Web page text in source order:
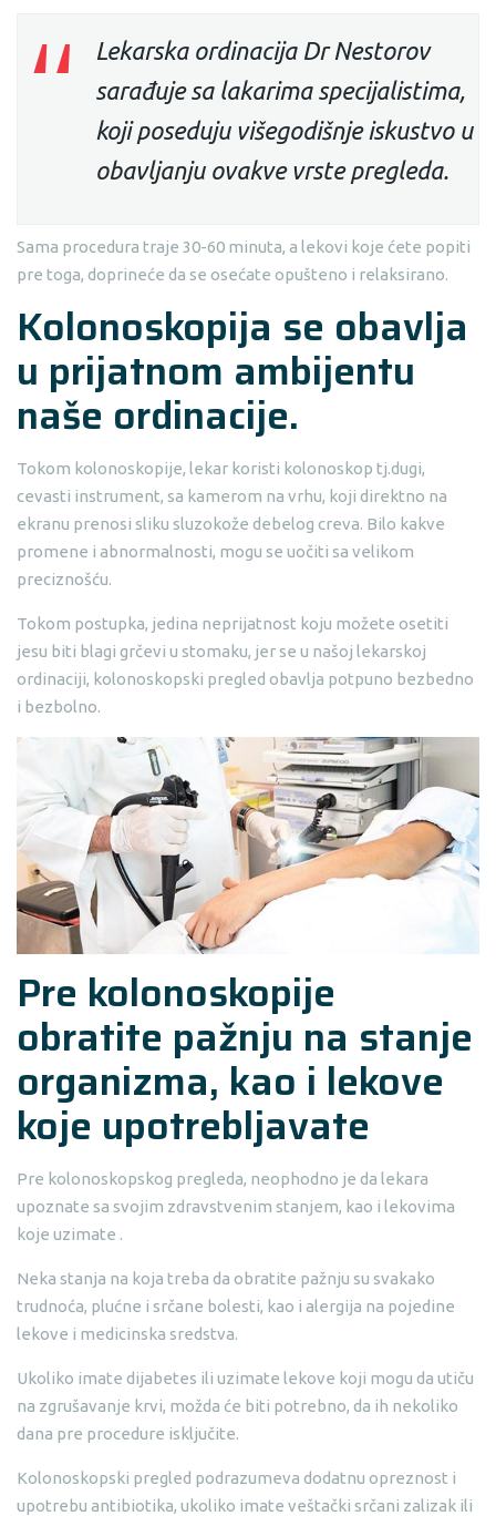
Lekarska ordinacija Dr Nestorov
sarađuje sa lakarima specijalistima,
koji poseduju višegodišnje iskustvo u
obavljanju ovakve vrste pregleda.
Sama procedura traje 30-60 minuta, a lekovi koje ćete popiti
pre toga, doprineće da se osećate opušteno i relaksirano.
Kolonoskopija se obavlja
u prijatnom ambijentu
naše ordinacije.
Tokom kolonoskopije, lekar koristi kolonoskop tj.dugi,
cevasti instrument, sa kamerom na vrhu, koji direktno na
ekranu prenosi sliku sluzokože debelog creva. Bilo kakve
promene i abnormalnosti, mogu se uočiti sa velikom
preciznošću.
Tokom postupka, jedina neprijatnost koju možete osetiti
jesu biti blagi grčevi u stomaku, jer se u našoj lekarskoj
ordinaciji, kolonoskopski pregled obavlja potpuno bezbedno
i bezbolno.
Pre kolonoskopije
obratite pažnju na stanje
organizma, kao i lekove
koje upotrebljavate
Pre kolonoskopskog pregleda, neophodno je da lekara
upoznate sa svojim zdravstvenim stanjem, kao i lekovima
koje uzimate .
Neka stanja na koja treba da obratite pažnju su svakako
trudnoća, plućne i srčane bolesti, kao i alergija na pojedine
lekove i medicinska sredstva.
Ukoliko imate dijabetes ili uzimate lekove koji mogu da utiču
na zgrušavanje krvi, možda će biti potrebno, da ih nekoliko
dana pre procedure isključite.
Kolonoskopski pregled podrazumeva dodatnu opreznost i
upotrebu antibiotika, ukoliko imate veštački srčani zalizak ili